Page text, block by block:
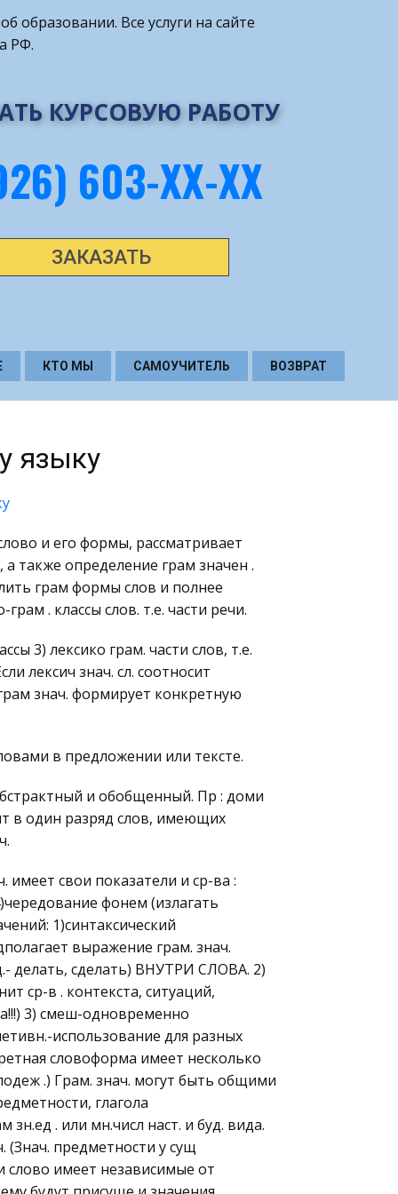
Все услуги на сайте
РФ.
КУРСОВУЮ РАБОТУ
603-ХХ-ХХ
ЗАКАЗАТЬ
КТО МЫ САМОУЧИТЕЛЬ ВОЗВРАТ
языку
и его формы, рассматривает
также определение грам значен .
грам формы слов и полнее
. классы слов. т.е. части речи.
3) лексико грам. части слов, т.е.
лексич знач. сл. соотносит
знач. формирует конкретную
в предложении или тексте.
и обобщенный. Пр : доми
в один разряд слов, имеющих
имеет свои показатели и ср-ва :
фонем (излагать
1)синтаксический
выражение грам. знач.
делать, сделать) ВНУТРИ СЛОВА. 2)
ср-в . контекста, ситуаций,
3) смеш-одновременно
использование для разных
словоформа имеет несколько
.) Грам. знач. могут быть общими
глагола
. или мн.числ наст. и буд. вида.
(Знач. предметности у сущ
слово имеет независимые от